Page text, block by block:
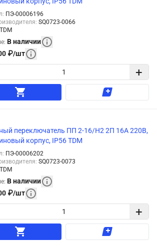
: ПЭ-00006196
: SQ0723-0066
TDM
: В наличии
₽/шт
+
переключатель ПП 2-16/Н2 2П 16А 220В,
корпус, IP56 TDM
: ПЭ-00006202
: SQ0723-0073
TDM
: В наличии
₽/шт
+